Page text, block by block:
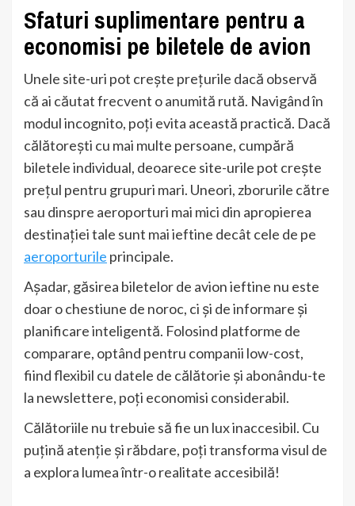
Sfaturi suplimentare pentru a
economisi pe biletele de avion
Unele site-uri pot crește prețurile dacă observă
că ai căutat frecvent o anumită rută. Navigând în
modul incognito, poți evita această practică. Dacă
călătorești cu mai multe persoane, cumpără
biletele individual, deoarece site-urile pot crește
prețul pentru grupuri mari. Uneori, zborurile către
sau dinspre aeroporturi mai mici din apropierea
destinației tale sunt mai ieftine decât cele de pe
aeroporturile principale.
Așadar, găsirea biletelor de avion ieftine nu este
doar o chestiune de noroc, ci și de informare și
planificare inteligentă. Folosind platforme de
comparare, optând pentru companii low-cost,
fiind flexibil cu datele de călătorie și abonându-te
la newslettere, poți economisi considerabil.
Călătoriile nu trebuie să fie un lux inaccesibil. Cu
puțină atenție și răbdare, poți transforma visul de
a explora lumea într-o realitate accesibilă!